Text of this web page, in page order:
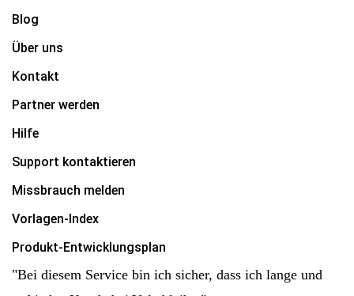
Blog
Über uns
Kontakt
Partner werden
Hilfe
Support kontaktieren
Missbrauch melden
Vorlagen-Index
Produkt-Entwicklungsplan
"Bei diesem Service bin ich sicher, dass ich lange und